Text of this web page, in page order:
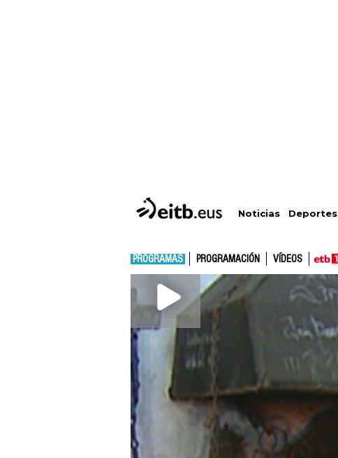
Noticias Deportes
PROGRAMAS PROGRAMACIÓN VÍDEOS